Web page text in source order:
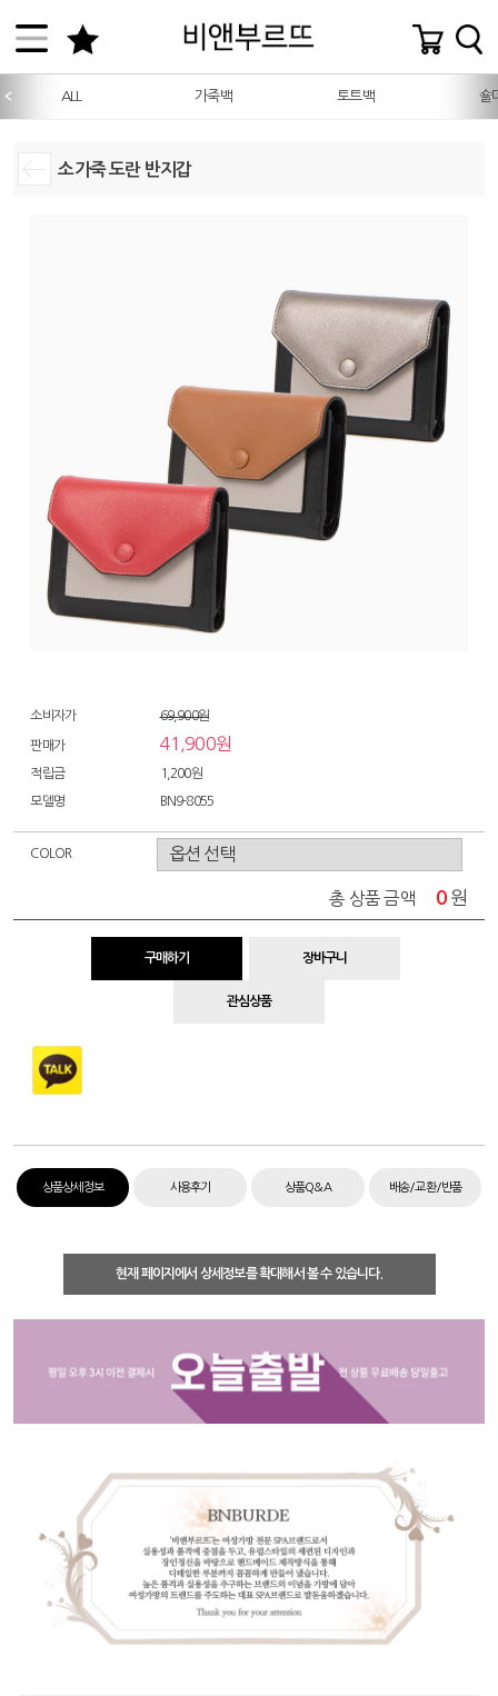
ALL 가죽백 토트백 숄
소가죽 도란 반지갑
소비자가 69,900원
판매가 41,900원
적립금 1,200원
모델명 BN9-8055
COLOR
총 상품 금액 0 원
구매하기 장바구니
관심상품
상품상세정보 사용후기 상품Q&A 배송/교환/반품
현재 페이지에서 상세정보를 확대해서 볼 수 있습니다.